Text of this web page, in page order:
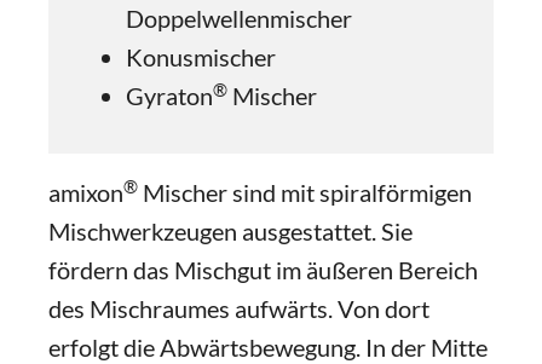
Doppelwellenmischer
Konusmischer
Gyraton® Mischer
amixon® Mischer sind mit spiralförmigen
Mischwerkzeugen ausgestattet. Sie
fördern das Mischgut im äußeren Bereich
des Mischraumes aufwärts. Von dort
erfolgt die Abwärtsbewegung. In der Mitte